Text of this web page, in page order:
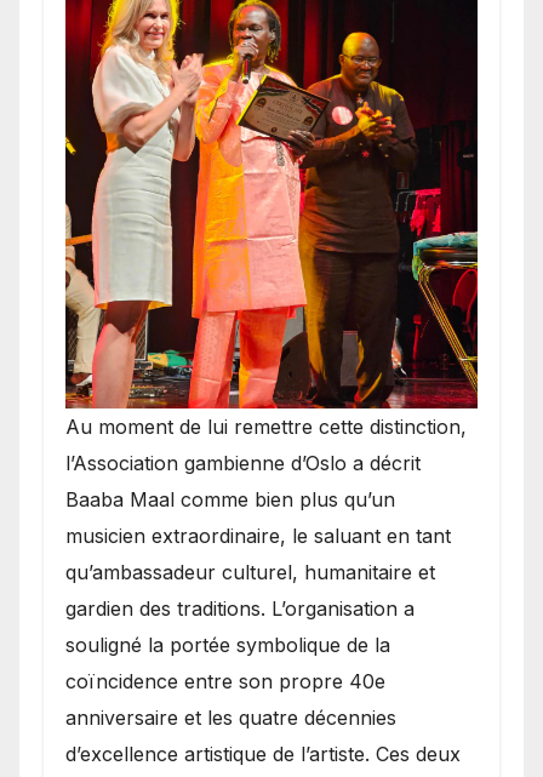
​Au moment de lui remettre cette distinction,
l’Association gambienne d’Oslo a décrit
Baaba Maal comme bien plus qu’un
musicien extraordinaire, le saluant en tant
qu’ambassadeur culturel, humanitaire et
gardien des traditions. L’organisation a
souligné la portée symbolique de la
coïncidence entre son propre 40e
anniversaire et les quatre décennies
d’excellence artistique de l’artiste. Ces deux